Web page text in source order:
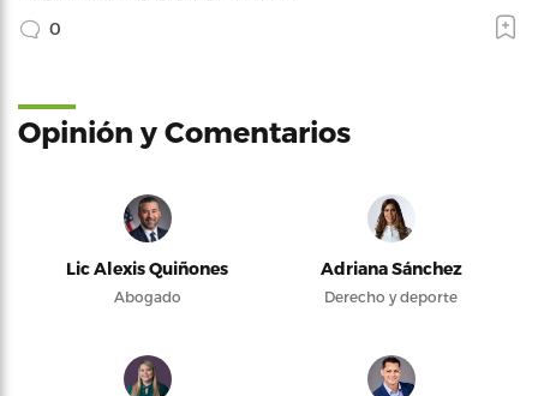
0
Opinión y Comentarios
Lic Alexis Quiñones
Abogado
Adriana Sánchez
Derecho y deporte